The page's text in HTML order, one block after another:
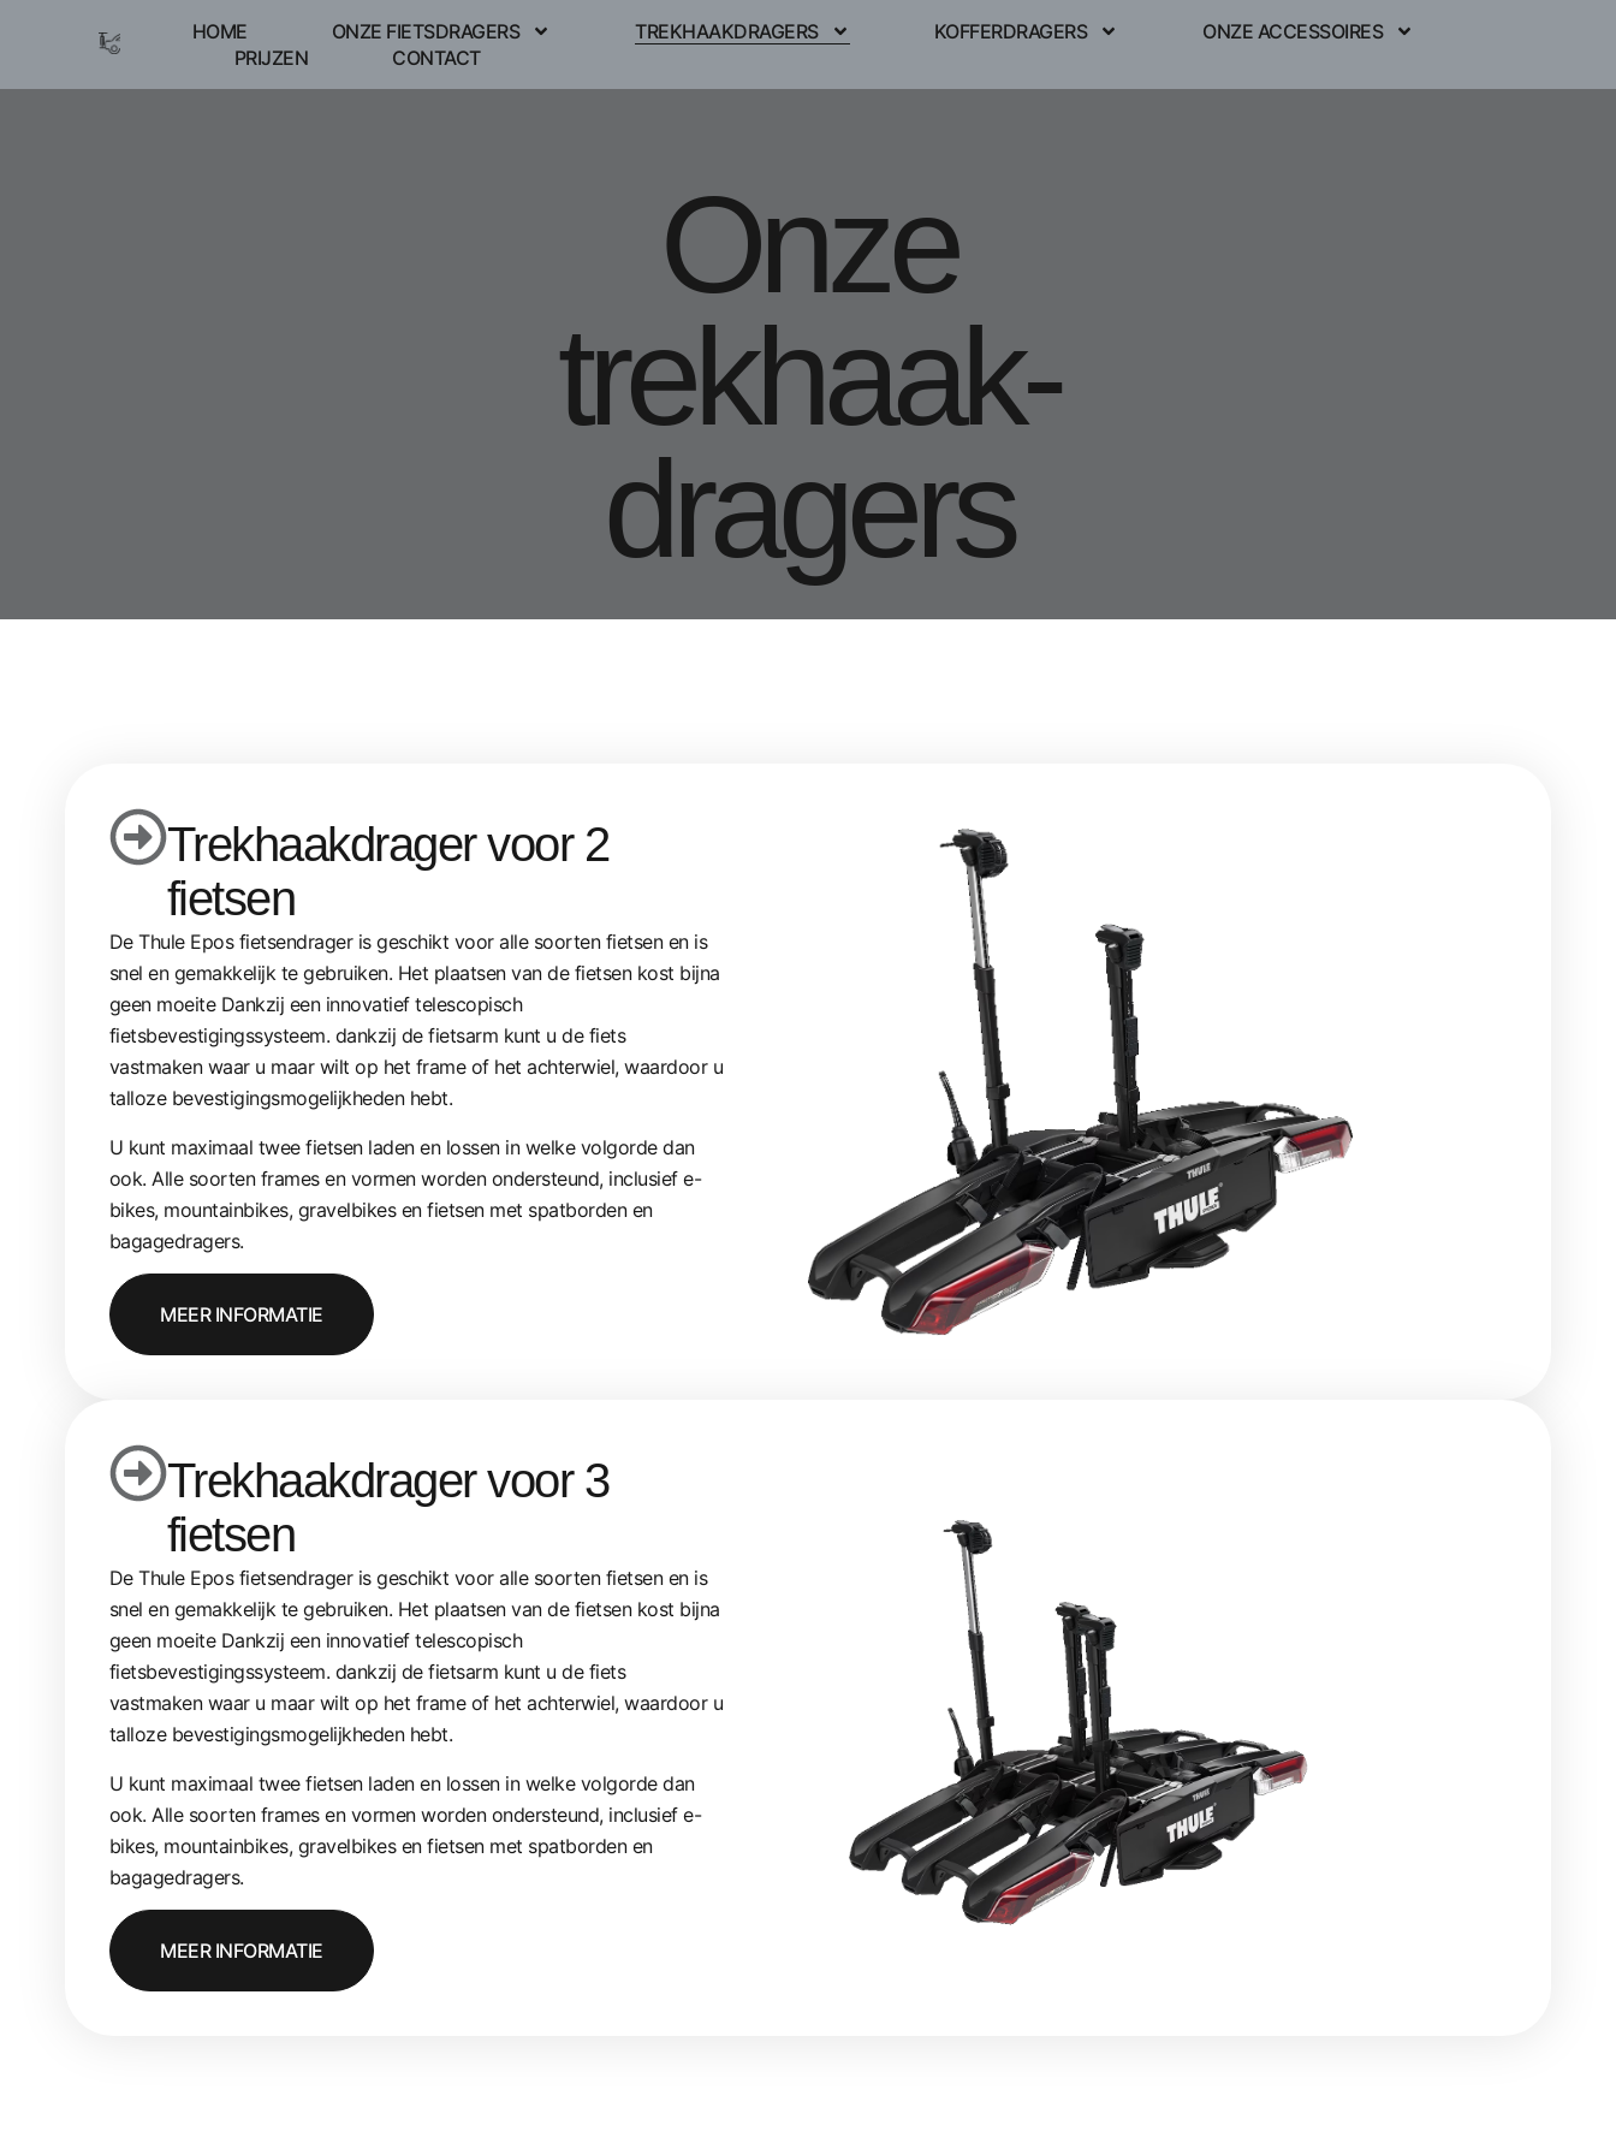
HOME ONZE FIETSDRAGERS TREKHAAKDRAGERS KOFFERDRAGERS
ONZE ACCESSOIRES
PRIJZEN
CONTACT
Onze
trekhaak-
dragers
Trekhaakdrager voor 2
fietsen
De Thule Epos fietsendrager is geschikt voor alle soorten fietsen en is
snel en gemakkelijk te gebruiken. Het plaatsen van de fietsen kost bijna
geen moeite Dankzij een innovatief telescopisch
fietsbevestigingssysteem. dankzij de fietsarm kunt u de fiets
vastmaken waar u maar wilt op het frame of het achterwiel, waardoor u
talloze bevestigingsmogelijkheden hebt.
U kunt maximaal twee fietsen laden en lossen in welke volgorde dan
ook. Alle soorten frames en vormen worden ondersteund, inclusief e-
bikes, mountainbikes, gravelbikes en fietsen met spatborden en
bagagedragers.
MEER INFORMATIE
Trekhaakdrager voor 3
fietsen
De Thule Epos fietsendrager is geschikt voor alle soorten fietsen en is
snel en gemakkelijk te gebruiken. Het plaatsen van de fietsen kost bijna
geen moeite Dankzij een innovatief telescopisch
fietsbevestigingssysteem. dankzij de fietsarm kunt u de fiets
vastmaken waar u maar wilt op het frame of het achterwiel, waardoor u
talloze bevestigingsmogelijkheden hebt.
U kunt maximaal twee fietsen laden en lossen in welke volgorde dan
ook. Alle soorten frames en vormen worden ondersteund, inclusief e-
bikes, mountainbikes, gravelbikes en fietsen met spatborden en
bagagedragers.
MEER INFORMATIE